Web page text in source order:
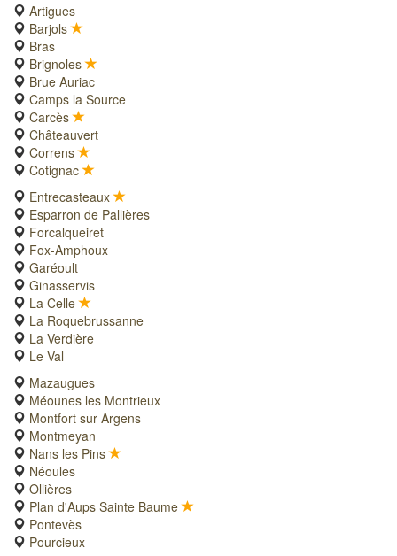
Artigues
Barjols
Bras
Brignoles
Brue Auriac
Camps la Source
Carcès
Châteauvert
Correns
Cotignac
Entrecasteaux
Esparron de Pallières
Forcalqueiret
Fox-Amphoux
Garéoult
Ginasservis
La Celle
La Roquebrussanne
La Verdière
Le Val
Mazaugues
Méounes les Montrieux
Montfort sur Argens
Montmeyan
Nans les Pins
Néoules
Ollières
Plan d'Aups Sainte Baume
Pontevès
Pourcieux